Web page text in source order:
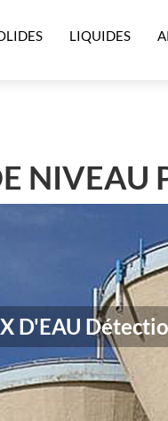
LIQUIDES
NIVEAU
D'EAU